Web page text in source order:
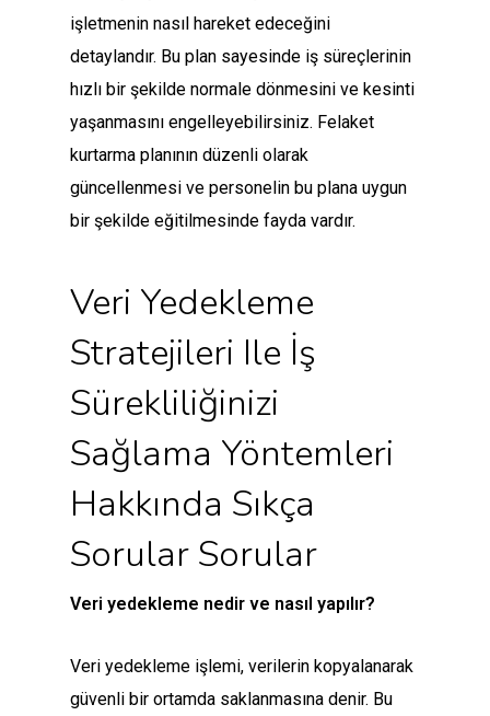
işletmenin nasıl hareket edeceğini
detaylandır. Bu plan sayesinde iş süreçlerinin
hızlı bir şekilde normale dönmesini ve kesinti
yaşanmasını engelleyebilirsiniz. Felaket
kurtarma planının düzenli olarak
güncellenmesi ve personelin bu plana uygun
bir şekilde eğitilmesinde fayda vardır.
Veri Yedekleme
Stratejileri Ile İş
Sürekliliğinizi
Sağlama Yöntemleri
Hakkında Sıkça
Sorular Sorular
Veri yedekleme nedir ve nasıl yapılır?
Veri yedekleme işlemi, verilerin kopyalanarak
güvenli bir ortamda saklanmasına denir. Bu